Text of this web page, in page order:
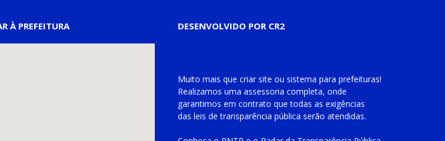
À PREFEITURA DESENVOLVIDO POR CR2
Muito mais que criar site ou sistema para prefeituras!
Realizamos uma assessoria completa, onde
garantimos em contrato que todas as exigências
das leis de transparência pública serão atendidas.